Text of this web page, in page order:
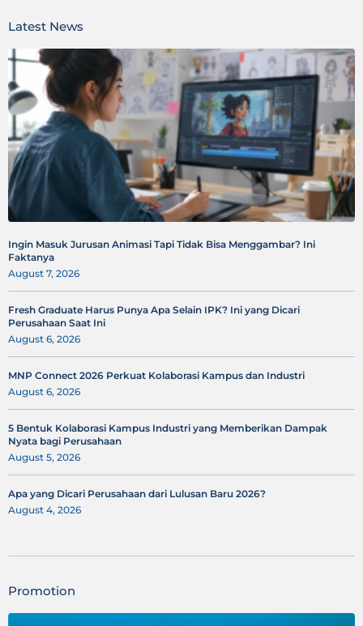
Latest News
Ingin Masuk Jurusan Animasi Tapi Tidak Bisa Menggambar? Ini
Faktanya
August 7, 2026
Fresh Graduate Harus Punya Apa Selain IPK? Ini yang Dicari
Perusahaan Saat Ini
August 6, 2026
MNP Connect 2026 Perkuat Kolaborasi Kampus dan Industri
August 6, 2026
5 Bentuk Kolaborasi Kampus Industri yang Memberikan Dampak
Nyata bagi Perusahaan
August 5, 2026
Apa yang Dicari Perusahaan dari Lulusan Baru 2026?
August 4, 2026
Promotion